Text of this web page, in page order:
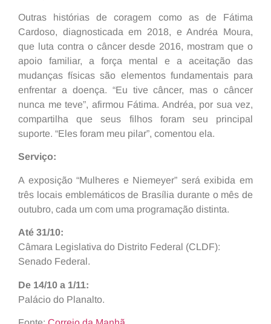
Outras histórias de coragem como as de Fátima
Cardoso, diagnosticada em 2018, e Andréa Moura,
que luta contra o câncer desde 2016, mostram que o
apoio familiar, a força mental e a aceitação das
mudanças físicas são elementos fundamentais para
enfrentar a doença. “Eu tive câncer, mas o câncer
nunca me teve”, afirmou Fátima. Andréa, por sua vez,
compartilha que seus filhos foram seu principal
suporte. “Eles foram meu pilar”, comentou ela.
Serviço:
A exposição “Mulheres e Niemeyer” será exibida em
três locais emblemáticos de Brasília durante o mês de
outubro, cada um com uma programação distinta.
Até 31/10:
Câmara Legislativa do Distrito Federal (CLDF):
Senado Federal.
De 14/10 a 1/11:
Palácio do Planalto.